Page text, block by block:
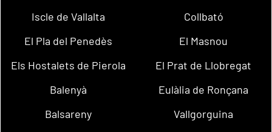
Iscle de Vallalta
Collbató
El Pla del Penedès
El Masnou
Els Hostalets de Pierola
El Prat de Llobregat
Balenyà
Eulàlia de Ronçana
Balsareny
Vallgorguina